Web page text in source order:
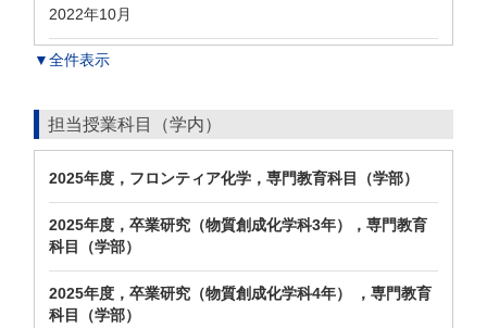
2022年10月
▼全件表示
担当授業科目（学内）
2025年度，フロンティア化学，専門教育科目（学部）
2025年度，卒業研究（物質創成化学科3年），専門教育
科目（学部）
2025年度，卒業研究（物質創成化学科4年） ，専門教育
科目（学部）